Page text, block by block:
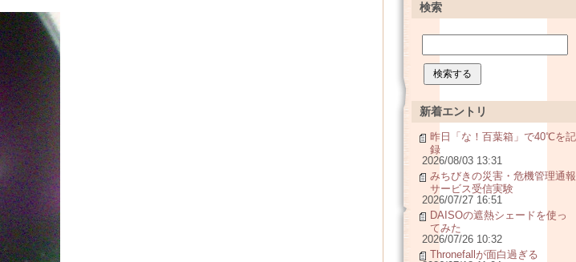
検索
新着エントリ
昨日「な！百葉箱」で40℃を記
録
2026/08/03 13:31
みちびきの災害・危機管理通報
サービス受信実験
2026/07/27 16:51
DAISOの遮熱シェードを使っ
てみた
2026/07/26 10:32
Thronefallが面白過ぎる